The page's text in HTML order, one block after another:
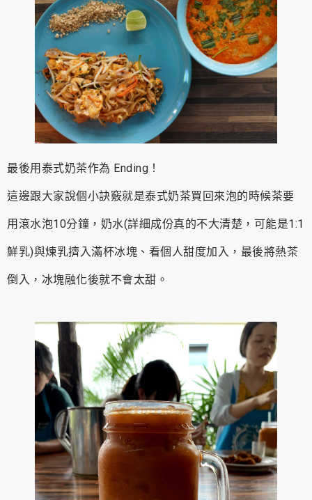
最後用泰式奶茶作為 Ending！
這邊跟大家說個小訣竅就是泰式奶茶買回來泡的時候茶要
用滾水泡10分鐘，奶水(詳細成份真的不大清楚，可能是1:1
鮮乳)與煉乳擠入滿杯冰塊、看個人甜度加入，最後將熱茶
倒入，冰塊融化後就不會太甜。